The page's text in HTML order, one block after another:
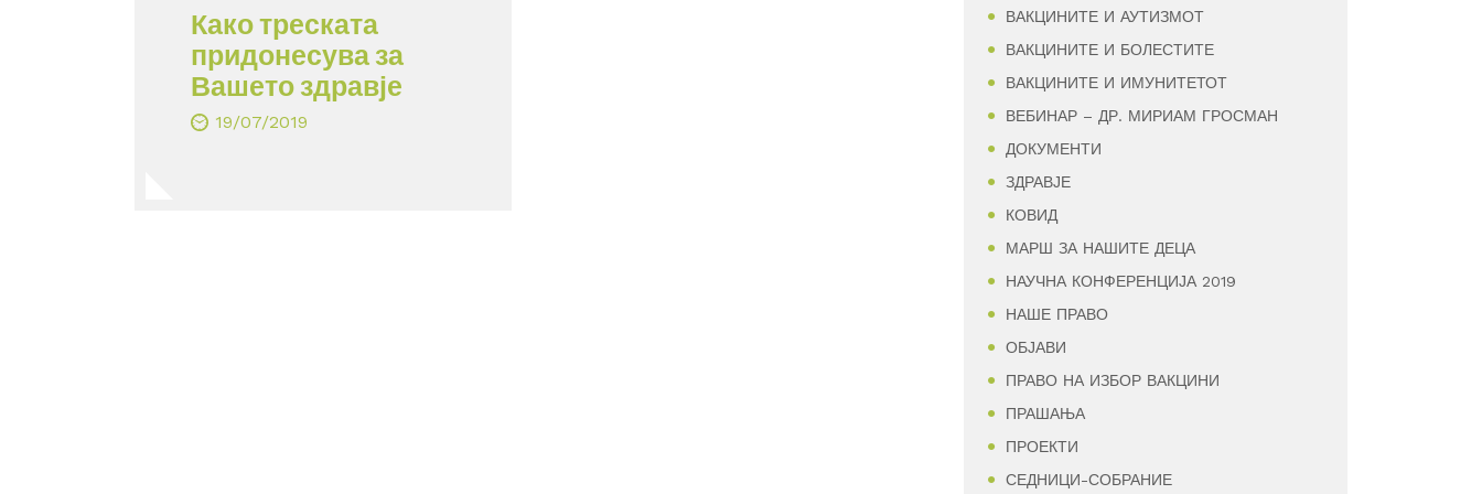
Како треската
придонесува за
Вашето здравје
19/07/2019
ВАКЦИНИТЕ И АУТИЗМОТ
ВАКЦИНИТЕ И БОЛЕСТИТЕ
ВАКЦИНИТЕ И ИМУНИТЕТОТ
ВЕБИНАР – ДР. МИРИАМ ГРОСМАН
ДОКУМЕНТИ
ЗДРАВЈЕ
КОВИД
МАРШ ЗА НАШИТЕ ДЕЦА
НАУЧНА КОНФЕРЕНЦИЈА 2019
НАШЕ ПРАВО
ОБЈАВИ
ПРАВО НА ИЗБОР ВАКЦИНИ
ПРАШАЊА
ПРОЕКТИ
СЕДНИЦИ-СОБРАНИЕ